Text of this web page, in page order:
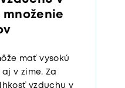
v zime. Za
vzduchu v